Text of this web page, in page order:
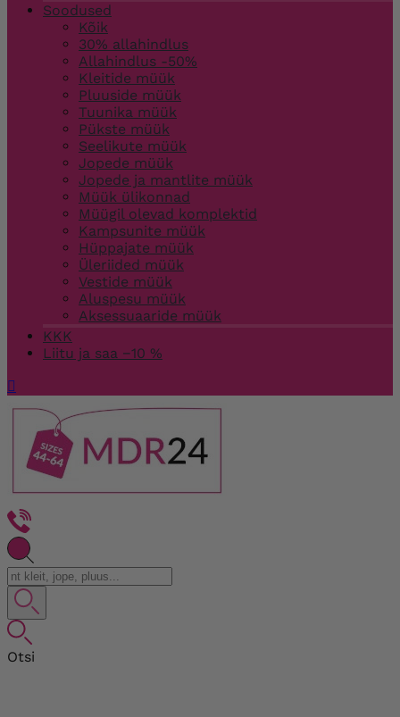
Soodused
Kõik
30% allahindlus
Allahindlus -50%
Kleitide müük
Pluuside müük
Tuunika müük
Pükste müük
Seelikute müük
Jopede müük
Jopede ja mantlite müük
Müük ülikonnad
Müügil olevad komplektid
Kampsunite müük
Hüppajate müük
Üleriided müük
Vestide müük
Aluspesu müük
Aksessuaaride müük
KKK
Liitu ja saa −10 %

Otsi